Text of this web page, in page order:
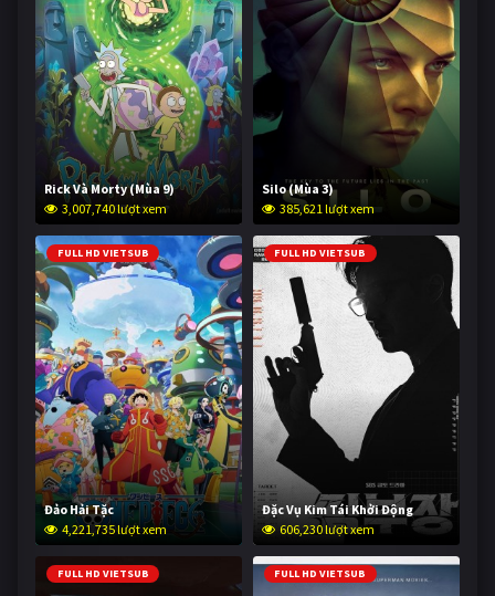
Rick Và Morty (Mùa 9)
3,007,740 lượt xem
Silo (Mùa 3)
385,621 lượt xem
FULL HD VIETSUB
Đảo Hải Tặc
4,221,735 lượt xem
FULL HD VIETSUB
Đặc Vụ Kim Tái Khởi Động
606,230 lượt xem
FULL HD VIETSUB FULL HD VIETSUB